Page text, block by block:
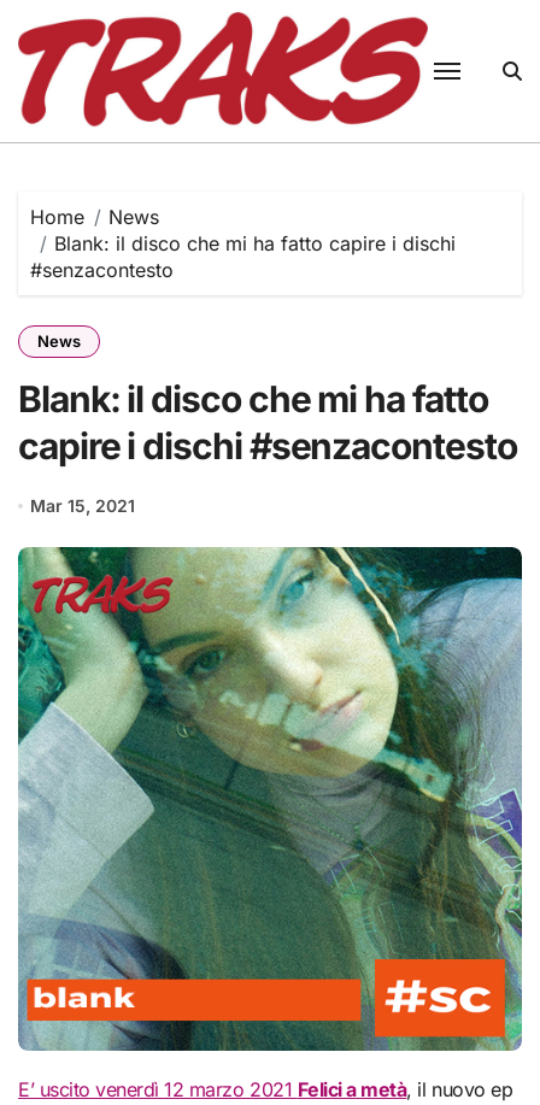
content
Home
News
Blank: il disco che mi ha fatto capire i dischi
#senzacontesto
News
Blank: il disco che mi ha fatto
capire i dischi #senzacontesto
Mar 15, 2021
E’ uscito venerdì 12 marzo 2021 Felici a metà, il nuovo ep